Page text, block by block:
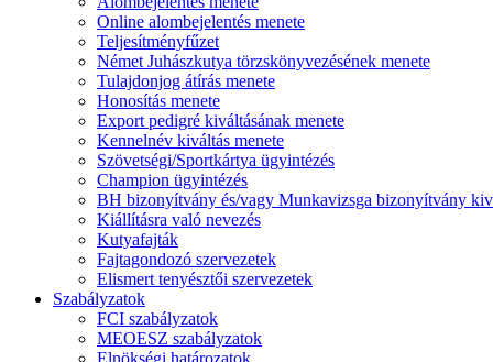
Online alombejelentés menete
Teljesítményfűzet
Német Juhászkutya törzskönyvezésének menete
Tulajdonjog átírás menete
Honosítás menete
Export pedigré kiváltásának menete
Kennelnév kiváltás menete
Szövetségi/Sportkártya ügyintézés
Champion ügyintézés
BH bizonyítvány és/vagy Munkavizsga bizonyítvány
Kiállításra való nevezés
Kutyafajták
Fajtagondozó szervezetek
Elismert tenyésztői szervezetek
Szabályzatok
FCI szabályzatok
MEOESZ szabályzatok
Elnökségi határozatok